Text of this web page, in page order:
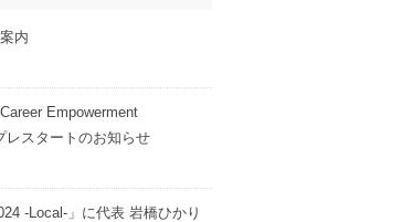
内
Empowerment
レスタートのお知らせ
-Local-」に代表 岩橋ひかり